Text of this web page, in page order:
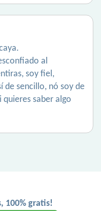
al
soy fiel,
de sencillo, nó soy de
quieres saber algo
100% gratis!